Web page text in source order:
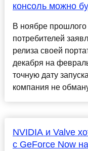
консоль можно
В ноябре прошлого
потребителей
релиза своей
декабря на
точную дату
компания не
NVIDIA и Valve
с GeForce Now